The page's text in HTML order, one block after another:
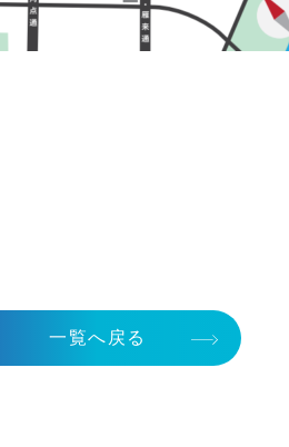
一覧へ戻る